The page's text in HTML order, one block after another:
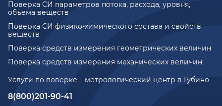
Услуги по поверке – метрологический центр в Губино
8(800)201-90-41
Поверка СИ параметров потока, расхода, уровня,
объема веществ
Поверка СИ физико-химического состава и свойств
веществ
Поверка средств измерения геометрических величин
Поверка средств измерения механических величин